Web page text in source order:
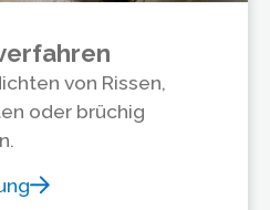
von Rissen,
oder brüchig